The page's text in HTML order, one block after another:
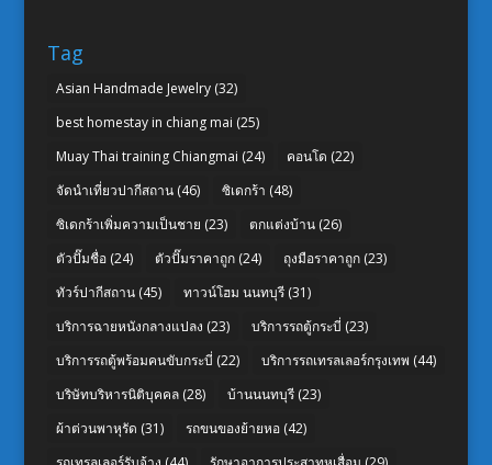
Tag
Asian Handmade Jewelry(32)
best homestay in chiang mai (25)
Muay Thai training Chiangmai (24) คอนโด (22)
จัดนำเที่ยวปากีสถาน(46) ซิเดกร้า (48)
ซิเดกร้าเพิ่มความเป็นชาย (23) ตกแต่งบ้าน(26)
ตัวปั๊มชื่อ(24) ตัวปั๊มราคาถูก(24) ถุงมือราคาถูก(23)
ทัวร์ปากีสถาน(45) ทาวน์โฮม นนทบุรี(31)
บริการฉายหนังกลางแปลง (23) บริการรถตู้กระบี่ (23)
บริการรถตู้พร้อมคนขับกระบี่ (22) บริการรถเทรลเลอร์กรุงเทพ (44)
บริษัทบริหารนิติบุคคล(28) บ้านนนทบุรี(23)
ผ้าต่วนพาหุรัด (31) รถขนของย้ายหอ(42)